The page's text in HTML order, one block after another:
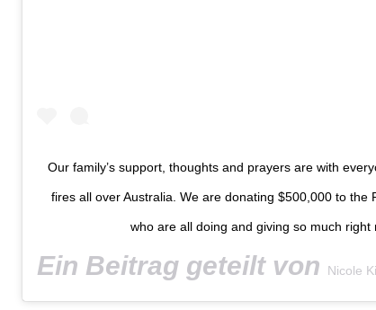
Our family’s support, thoughts and prayers are with
fires all over Australia. We are donating $500,000 to the
who are all doing and giving so much right
Ein Beitrag geteilt von Nicole